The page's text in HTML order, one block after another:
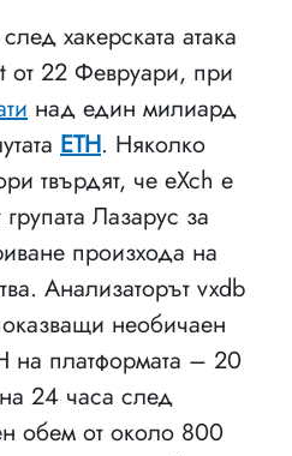
хакерската атака
от 22 Февруари, при
над един милиард
ETH. Няколко
твърдят, че eXch е
Лазарус за
произхода на
Анализаторът vxdb
необичаен
на платформата – 20
24 часа след
обем от около 800